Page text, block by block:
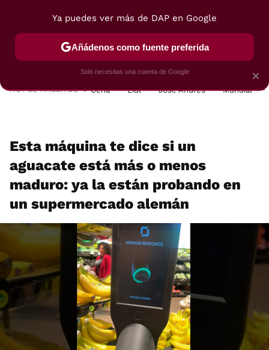
POSTRES VIAJES SELECCIÓN VEGUI
HOY SE HABLA DE Cena Lidl José Andrés Mundial
Esta máquina te dice si un
aguacate está más o menos
maduro: ya la están probando en
un supermercado alemán
×
Ya puedes ver más de DAP en Google
Añádenos como fuente preferida
Solo necesitas una cuenta de Google